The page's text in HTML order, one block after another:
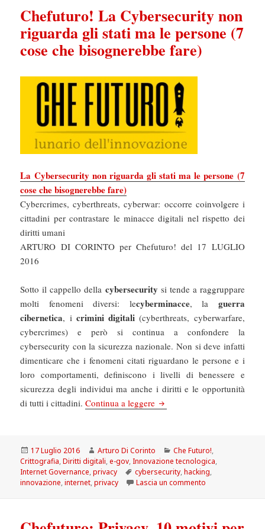
Chefuturo! La Cybersecurity non
riguarda gli stati ma le persone (7
cose che bisognerebbe fare)
La Cybersecurity non riguarda gli stati ma le persone (7
cose che bisognerebbe fare)
Cybercrimes, cyberthreats, cyberwar: occorre coinvolgere i
cittadini per contrastare le minacce digitali nel rispetto dei
diritti umani
ARTURO DI CORINTO per Chefuturo! del 17 LUGLIO
2016
Sotto il cappello della cybersecurity si tende a raggruppare
molti fenomeni diversi: lecyberminacce, la guerra
cibernetica, i crimini digitali (cyberthreats, cyberwarfare,
cybercrimes) e però si continua a confondere la
cybersecurity con la sicurezza nazionale. Non si deve infatti
dimenticare che i fenomeni citati riguardano le persone e i
loro comportamenti, definiscono i livelli di benessere e
sicurezza degli individui ma anche i diritti e le opportunità
di tutti i cittadini.Continua a leggere Chefuturo! La
Scritto
il
17 Luglio 2016 Autore
Arturo Di Corinto Categorie
Che Futuro!,
Crittografia,Diritti digitali,e-gov,Innovazione tecnologica,
Internet Governance,privacy Tag
cybersecurity,hacking,
innovazione,internet,privacy Lascia un commento